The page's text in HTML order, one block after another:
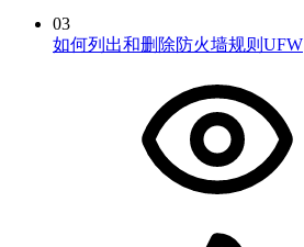
03
如何列出和删除防火墙规则UFW